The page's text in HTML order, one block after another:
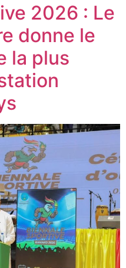
2026 : Le
donne le
la plus